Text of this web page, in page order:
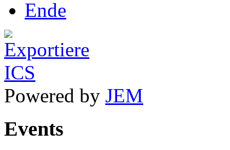
Ende
Powered by JEM
Events